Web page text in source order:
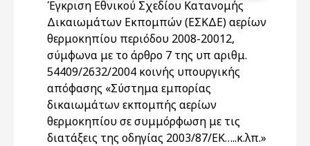
Έγκριση Εθνικού Σχεδίου Κατανομής
Δικαιωμάτων Εκπομπών (ΕΣΚΔΕ) αερίων
θερμοκηπίου περιόδου 2008-20012,
σύμφωνα με το άρθρο 7 της υπ αριθμ.
54409/2632/2004 κοινής υπουργικής
απόφασης «Σύστημα εμπορίας
δικαιωμάτων εκπομπής αερίων
θερμοκηπίου σε συμμόρφωση με τις
διατάξεις της οδηγίας 2003/87/ΕΚ…..κ.λπ.»